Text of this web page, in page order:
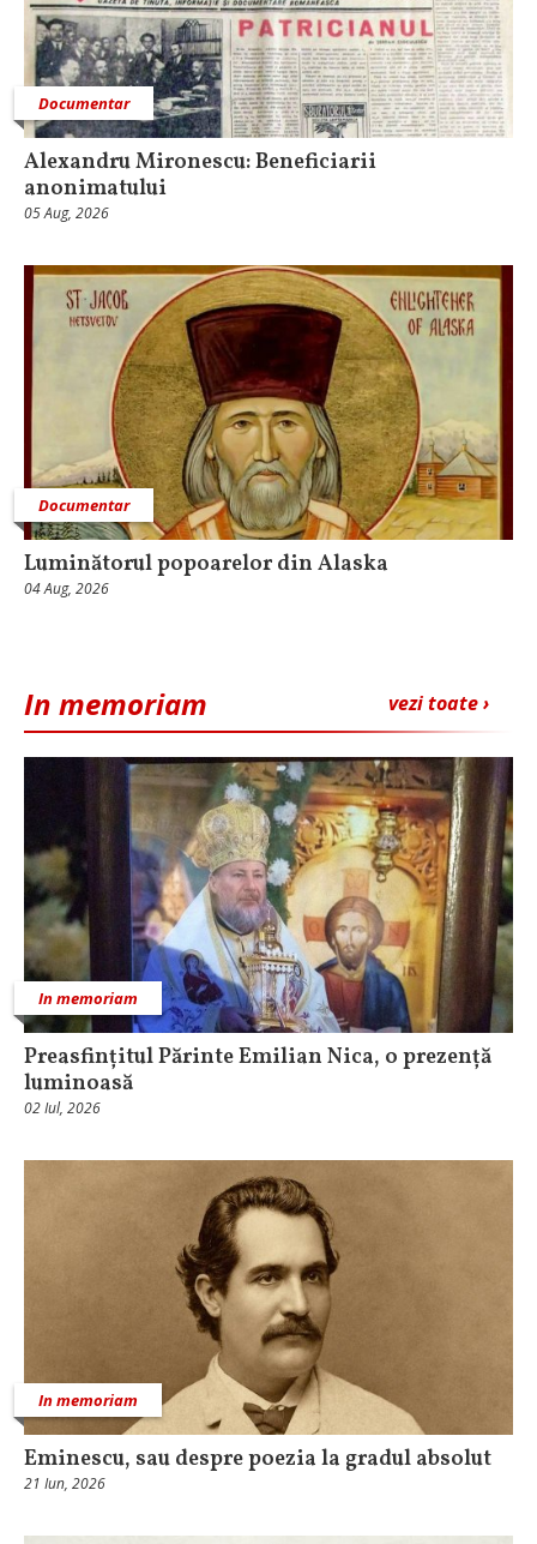
Documentar
Alexandru Mironescu: Beneficiarii
anonimatului
05 Aug, 2026
Documentar
Luminătorul popoarelor din Alaska
04 Aug, 2026
vezi toate ›
In memoriam
In memoriam
Preasfințitul Părinte Emilian Nica, o prezență
luminoasă
02 Iul, 2026
In memoriam
Eminescu, sau despre poezia la gradul absolut
21 Iun, 2026